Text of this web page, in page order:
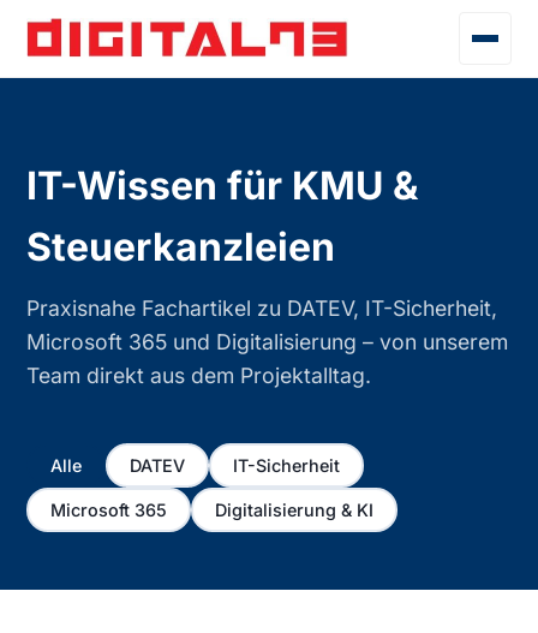
IT-Wissen für KMU &
Steuerkanzleien
Praxisnahe Fachartikel zu DATEV, IT-Sicherheit,
Microsoft 365 und Digitalisierung – von unserem
Team direkt aus dem Projektalltag.
Alle DATEV IT-Sicherheit
Microsoft 365 Digitalisierung & KI